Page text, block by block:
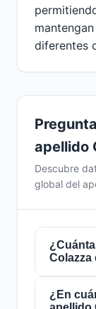
diferentes
apellido
Descubre
global del
Colazza
¿En